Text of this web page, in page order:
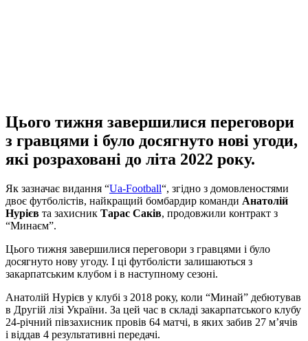
Цього тижня завершилися переговори
з гравцями і було досягнуто нові угоди,
які розраховані до літа 2022 року.
Як зазначає видання “Ua-Football“, згідно з домовленостями
двоє футболістів, найкращий бомбардир команди Анатолій
Нурієв та захисник Тарас Саків, продовжили контракт з
“Минаєм”.
Цього тижня завершилися переговори з гравцями і було
досягнуто нову угоду. І ці футболісти залишаються з
закарпатським клубом і в наступному сезоні.
Анатолій Нурієв у клубі з 2018 року, коли “Минай” дебютував
в Другій лізі України. За цей час в складі закарпатського клубу
24-річний півзахисник провів 64 матчі, в яких забив 27 м’ячів
і віддав 4 результативні передачі.